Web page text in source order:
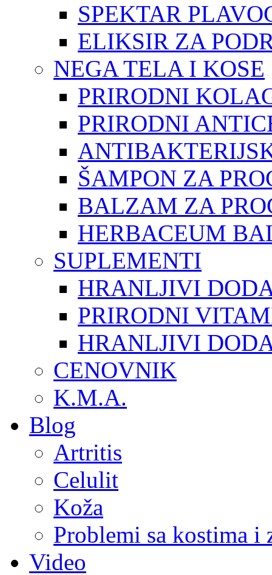
SPEKTAR
ELIKSIR ZA
NEGA TELA I KOSE
PRIRODNI
PRIRODNI
ŠAMPON ZA
BALZAM ZA
HERBACEUM
SUPLEMENTI
HRANLJIVI
PRIRODNI
HRANLJIVI
CENOVNIK
K.M.A.
Blog
Artritis
Celulit
Koža
Problemi sa kostima i
Video